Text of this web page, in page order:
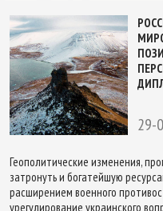
29-
Геополитические изменения,
затронуть и богатейшую
расширением военного
урегулирование украинского